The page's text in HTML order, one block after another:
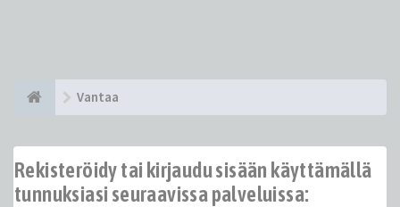
Vantaa
Rekisteröidy tai kirjaudu sisään käyttämällä
tunnuksiasi seuraavissa palveluissa: